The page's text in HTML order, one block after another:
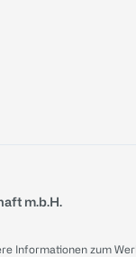
m.b.H.
Informationen zum